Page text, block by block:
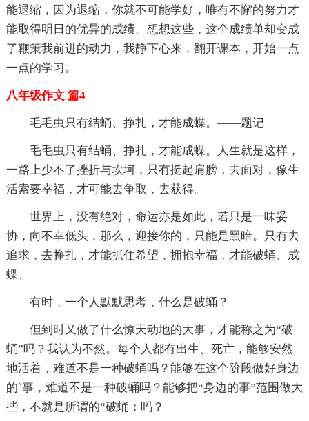
能退缩，因为退缩，你就不可能学好，唯有不懈的努力才
能取得明日的优异的成绩。想想这些，这个成绩单却变成
了鞭策我前进的动力，我静下心来，翻开课本，开始一点
一点的学习。
八年级作文 篇4
毛毛虫只有结蛹、挣扎，才能成蝶。——题记
毛毛虫只有结蛹、挣扎，才能成蝶。人生就是这样，
一路上少不了挫折与坎坷，只有挺起肩膀，去面对，像生
活索要幸福，才可能去争取，去获得。
世界上，没有绝对，命运亦是如此，若只是一味妥
协，向不幸低头，那么，迎接你的，只能是黑暗。只有去
追求，去挣扎，才能抓住希望，拥抱幸福，才能破蛹、成
蝶、
有时，一个人默默思考，什么是破蛹？
但到时又做了什么惊天动地的大事，才能称之为“破
蛹”吗？我认为不然。每个人都有出生、死亡，能够安然
地活着，难道不是一种破蛹吗？能够在这个阶段做好身边
的`事，难道不是一种破蛹吗？能够把“身边的事”范围做大
些，不就是所谓的“破蛹：吗？